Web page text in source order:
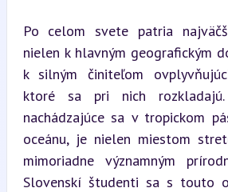
Po celom svete patria
nielen k hlavným geografickým
k silným činiteľom
ktoré sa pri nich rozkladajú.
nachádzajúce sa v tropickom
oceánu, je nielen miestom
mimoriadne významným
Slovenskí študenti sa s touto